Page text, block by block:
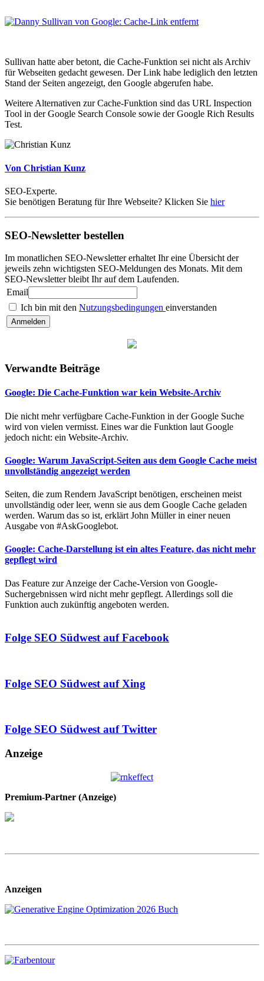
Sullivan hatte aber betont, die Cache-Funktion sei nicht als Archiv
für Webseiten gedacht gewesen. Der Link habe lediglich den letzten
Stand der Seiten angezeigt, den Google abgerufen habe.
Weitere Alternativen zur Cache-Funktion sind das URL Inspection
Tool in der Google Search Console sowie der Google Rich Results
Test.
Von Christian Kunz
SEO-Experte.
Sie benötigen Beratung für Ihre Webseite? Klicken Sie hier
SEO-Newsletter bestellen
Im monatlichen SEO-Newsletter erhaltet Ihr eine Übersicht der
jeweils zehn wichtigsten SEO-Meldungen des Monats. Mit dem
SEO-Newsletter bleibt Ihr auf dem Laufenden.
Email
Ich bin mit den Nutzungsbedingungen einverstanden
Verwandte Beiträge
Google: Die Cache-Funktion war kein Website-Archiv
Die nicht mehr verfügbare Cache-Funktion in der Google Suche
wird von vielen vermisst. Eines war die Funktion laut Google
jedoch nicht: ein Website-Archiv.
Google: Warum JavaScript-Seiten aus dem Google Cache meist
unvollständig angezeigt werden
Seiten, die zum Rendern JavaScript benötigen, erscheinen meist
unvollständig oder leer, wenn sie aus dem Google Cache geladen
werden. Warum das so ist, erklärt John Müller in einer neuen
Ausgabe von #AskGooglebot.
Google: Cache-Darstellung ist ein altes Feature, das nicht mehr
gepflegt wird
Das Feature zur Anzeige der Cache-Version von Google-
Suchergebnissen wird nicht mehr gepflegt. Allerdings soll die
Funktion auch zukünftig angeboten werden.
Folge SEO Südwest auf Facebook
Folge SEO Südwest auf Xing
Folge SEO Südwest auf Twitter
Anzeige
Premium-Partner (Anzeige)
Anzeigen